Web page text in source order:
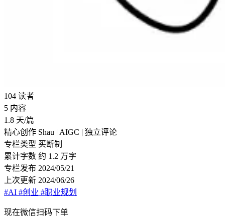
104 读者
5 内容
1.8 天/篇
精心创作 Shau | AIGC | 独立评论
专栏类型 买断制
累计字数 约 1.2 万字
专栏发布 2024/05/21
上次更新 2024/06/26
#AI #创业 #职业规划
现在微信扫码下单